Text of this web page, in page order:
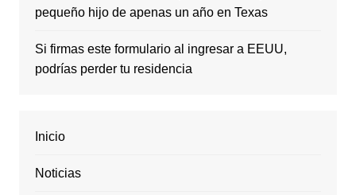
pequeño hijo de apenas un año en Texas
Si firmas este formulario al ingresar a EEUU,
podrías perder tu residencia
Inicio
Noticias